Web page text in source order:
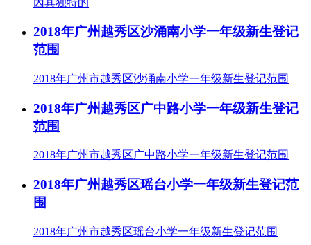
2018年广州越秀区沙涌南小学一年级新生登记
范围
2018年广州市越秀区沙涌南小学一年级新生登记范围
2018年广州越秀区广中路小学一年级新生登记
范围
2018年广州市越秀区广中路小学一年级新生登记范围
2018年广州越秀区瑶台小学一年级新生登记范
围
2018年广州市越秀区瑶台小学一年级新生登记范围